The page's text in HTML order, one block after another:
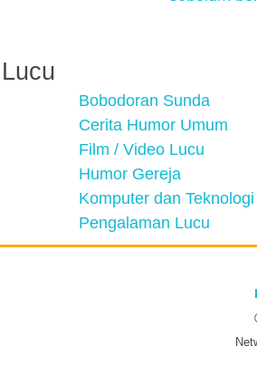
Bobodoran Sunda
Cerita Humor Umum
Film / Video Lucu
Humor Gereja
Komputer dan Teknologi
Pengalaman Lucu